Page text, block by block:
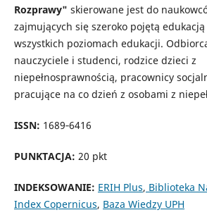
Rozprawy" skierowane jest do
zajmujących się szeroko pojętą edukacją
wszystkich poziomach edukacji.
nauczyciele i studenci, rodzice dzieci z
niepełnosprawnością, pracownicy
pracujące na co dzień z osobami z
ISSN: 1689‐6416
PUNKTACJA: 20 pkt
INDEKSOWANIE: ERIH Plus, Biblioteka
Index Copernicus, Baza Wiedzy UPH